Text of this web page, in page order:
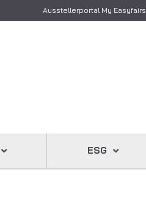
Ausstellerportal My Easyfairs
ESG